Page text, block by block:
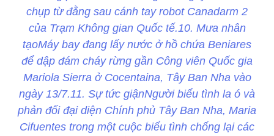
chụp từ đằng sau cánh tay robot Canadarm 2
của Trạm Không gian Quốc tế.10. Mưa nhân
tạoMáy bay đang lấy nước ở hồ chứa Beniares
để dập đám cháy rừng gần Công viên Quốc gia
Mariola Sierra ở Cocentaina, Tây Ban Nha vào
ngày 13/7.11. Sự tức giậnNgười biểu tình la ó và
phản đối đại diện Chính phủ Tây Ban Nha, Maria
Cifuentes trong một cuộc biểu tình chống lại các